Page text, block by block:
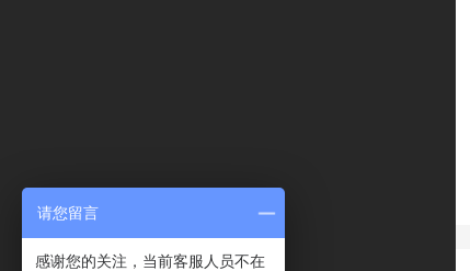
请您留言
感谢您的关注，当前客服人员不在